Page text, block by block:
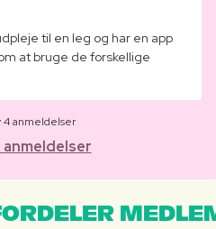
til en leg og har en app
at bruge de forskellige
4 anmeldelser